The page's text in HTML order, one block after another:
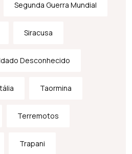
Segunda Guerra Mundial
Siracusa
Desconhecido
Taormina
Terremotos
Trapani